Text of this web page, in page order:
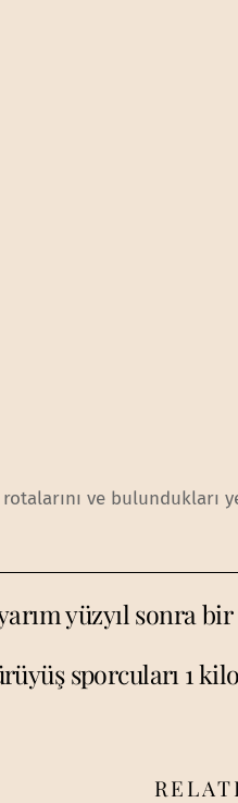
ve bulundukları
yüzyıl sonra
sporcuları 1